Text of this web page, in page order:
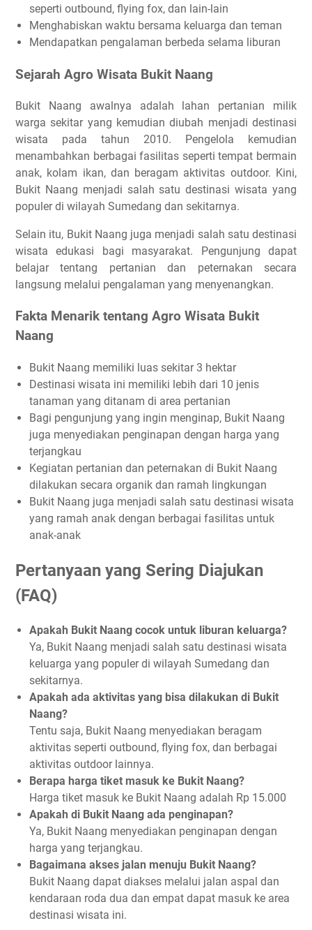
seperti outbound, flying fox, dan lain-lain
Menghabiskan waktu bersama keluarga dan teman
Mendapatkan pengalaman berbeda selama liburan
Sejarah Agro Wisata Bukit Naang
Bukit Naang awalnya adalah lahan pertanian milik
warga sekitar yang kemudian diubah menjadi destinasi
wisata pada tahun 2010. Pengelola kemudian
menambahkan berbagai fasilitas seperti tempat bermain
anak, kolam ikan, dan beragam aktivitas outdoor. Kini,
Bukit Naang menjadi salah satu destinasi wisata yang
populer di wilayah Sumedang dan sekitarnya.
Selain itu, Bukit Naang juga menjadi salah satu destinasi
wisata edukasi bagi masyarakat. Pengunjung dapat
belajar tentang pertanian dan peternakan secara
langsung melalui pengalaman yang menyenangkan.
Fakta Menarik tentang Agro Wisata Bukit
Naang
Bukit Naang memiliki luas sekitar 3 hektar
Destinasi wisata ini memiliki lebih dari 10 jenis
tanaman yang ditanam di area pertanian
Bagi pengunjung yang ingin menginap, Bukit Naang
juga menyediakan penginapan dengan harga yang
terjangkau
Kegiatan pertanian dan peternakan di Bukit Naang
dilakukan secara organik dan ramah lingkungan
Bukit Naang juga menjadi salah satu destinasi wisata
yang ramah anak dengan berbagai fasilitas untuk
anak-anak
Pertanyaan yang Sering Diajukan
(FAQ)
Apakah Bukit Naang cocok untuk liburan keluarga?
Ya, Bukit Naang menjadi salah satu destinasi wisata
keluarga yang populer di wilayah Sumedang dan
sekitarnya.
Apakah ada aktivitas yang bisa dilakukan di Bukit
Naang?
Tentu saja, Bukit Naang menyediakan beragam
aktivitas seperti outbound, flying fox, dan berbagai
aktivitas outdoor lainnya.
Berapa harga tiket masuk ke Bukit Naang?
Harga tiket masuk ke Bukit Naang adalah Rp 15.000
Apakah di Bukit Naang ada penginapan?
Ya, Bukit Naang menyediakan penginapan dengan
harga yang terjangkau.
Bagaimana akses jalan menuju Bukit Naang?
Bukit Naang dapat diakses melalui jalan aspal dan
kendaraan roda dua dan empat dapat masuk ke area
destinasi wisata ini.